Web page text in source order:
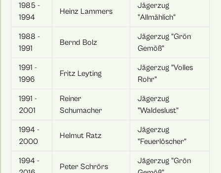
1985 -
1994
Heinz Lammers
Jägerzug
"Allmählich"
1988 -
1991
Bernd Bolz
Jägerzug "Grön
Gemöß"
1991 -
1996
Fritz Leyting
Jägerzug "Volles
Rohr"
1991 -
2001
Reiner
Schumacher
Jägerzug
"Waldeslust"
1994 -
2000
Helmut Ratz
Jägerzug
"Feuerlöscher"
1994 -
Peter Schrörs
Jägerzug "Grön